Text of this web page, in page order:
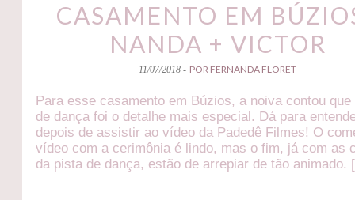
CASAMENTO EM
NANDA + VICTOR
11/07/2018 - POR FERNANDA FLORET
Para esse casamento em Búzios, a noiva contou
de dança foi o detalhe mais especial. Dá para
depois de assistir ao vídeo da Padedê Filmes! O
vídeo com a cerimônia é lindo, mas o fim, já com as
da pista de dança, estão de arrepiar de tão